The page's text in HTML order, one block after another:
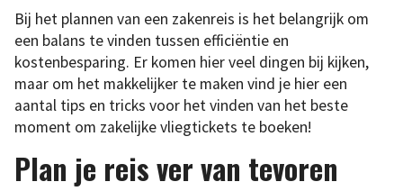
Bij het plannen van een zakenreis is het belangrijk om
een balans te vinden tussen efficiëntie en
kostenbesparing. Er komen hier veel dingen bij kijken,
maar om het makkelijker te maken vind je hier een
aantal tips en tricks voor het vinden van het beste
moment om zakelijke vliegtickets te boeken!
Plan je reis ver van tevoren